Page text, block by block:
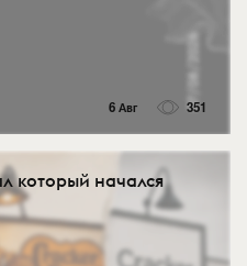
6 Авг 351
который начался